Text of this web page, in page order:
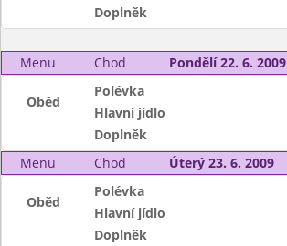
Doplněk
Menu Chod Pondělí 22. 6. 2009
Oběd
Polévka
Hlavní jídlo
Doplněk
Menu
Chod Úterý 23. 6. 2009
Oběd
Polévka
Hlavní jídlo
Doplněk